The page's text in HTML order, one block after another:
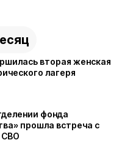
вторая женская
лагеря
фонда
прошла встреча с
СВО